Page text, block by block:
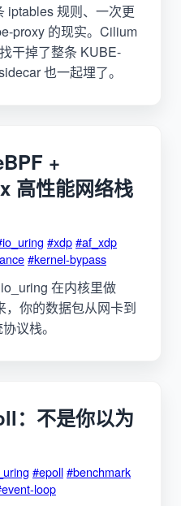
iptables 规则、一次更
proxy 的现实。Cilium
干掉了整条 KUBE-
也一起埋了。
+
高性能网络栈
#xdp#af_xdp
#kernel-bypass
在内核里做
，你的数据包从网卡到
议栈。
：不是你以为
#epoll#benchmark
loop